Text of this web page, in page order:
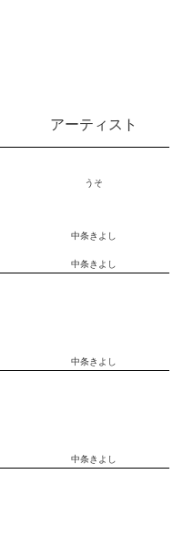
アーティスト
うそ
中条きよし
中条きよし
中条きよし
中条きよし